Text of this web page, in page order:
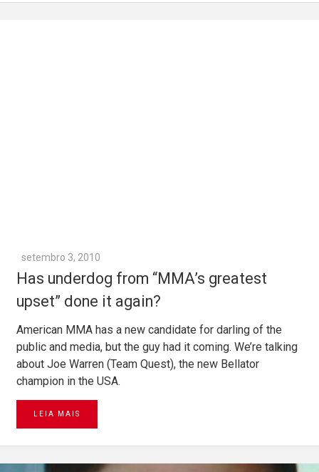
setembro 3, 2010
Has underdog from “MMA’s greatest
upset” done it again?
American MMA has a new candidate for darling of the
public and media, but the guy had it coming. We’re talking
about Joe Warren (Team Quest), the new Bellator
champion in the USA.
LEIA MAIS